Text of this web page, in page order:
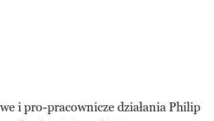
i pro-pracownicze działania Philip